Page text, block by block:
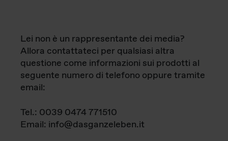
Lei non è un rappresentante dei media?
Allora contattateci per qualsiasi altra
questione come informazioni sui prodotti al
seguente numero di telefono oppure tramite
email:
Tel.: 0039 0474 771510
Email: info@dasganzeleben.it